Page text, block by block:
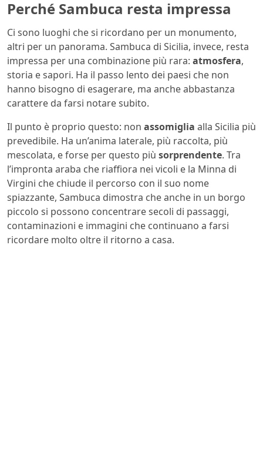
Perché Sambuca resta impressa
Ci sono luoghi che si ricordano per un monumento,
altri per un panorama. Sambuca di Sicilia, invece, resta
impressa per una combinazione più rara: atmosfera,
storia e sapori. Ha il passo lento dei paesi che non
hanno bisogno di esagerare, ma anche abbastanza
carattere da farsi notare subito.
Il punto è proprio questo: non assomiglia alla Sicilia più
prevedibile. Ha un’anima laterale, più raccolta, più
mescolata, e forse per questo più sorprendente. Tra
l’impronta araba che riaffiora nei vicoli e la Minna di
Virgini che chiude il percorso con il suo nome
spiazzante, Sambuca dimostra che anche in un borgo
piccolo si possono concentrare secoli di passaggi,
contaminazioni e immagini che continuano a farsi
ricordare molto oltre il ritorno a casa.